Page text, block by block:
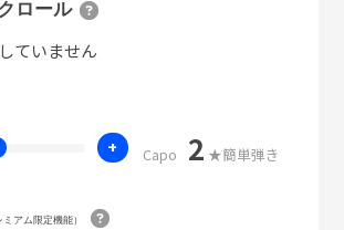
ロール
ていません
+ Capo 2 ★簡単弾き
アム限定機能）